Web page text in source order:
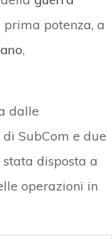
potenza, a
,
dalle
SubCom e due
disposta a
operazioni in
cyber resilience